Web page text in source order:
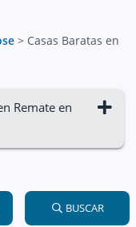
> Casas Baratas en
Remate en
BUSCAR